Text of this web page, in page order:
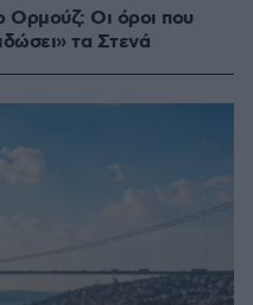
Ορμούζ: Οι όροι που
τα Στενά